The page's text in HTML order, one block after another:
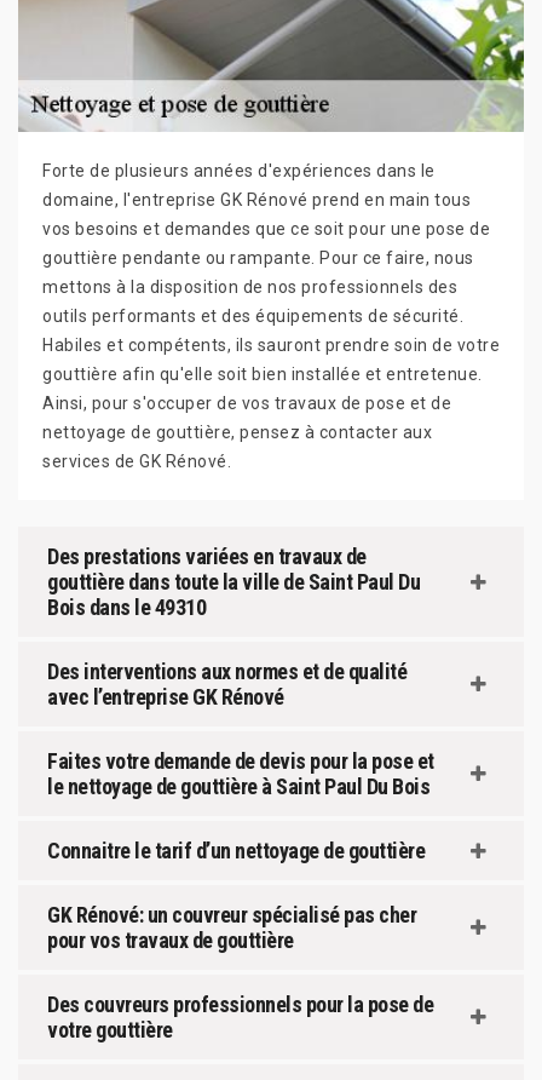
Forte de plusieurs années d'expériences dans le
domaine, l'entreprise GK Rénové prend en main tous
vos besoins et demandes que ce soit pour une pose de
gouttière pendante ou rampante. Pour ce faire, nous
mettons à la disposition de nos professionnels des
outils performants et des équipements de sécurité.
Habiles et compétents, ils sauront prendre soin de votre
gouttière afin qu'elle soit bien installée et entretenue.
Ainsi, pour s'occuper de vos travaux de pose et de
nettoyage de gouttière, pensez à contacter aux
services de GK Rénové.
Des prestations variées en travaux de
gouttière dans toute la ville de Saint Paul Du
Bois dans le 49310
Des interventions aux normes et de qualité
avec l’entreprise GK Rénové
Faites votre demande de devis pour la pose et
le nettoyage de gouttière à Saint Paul Du Bois
Connaitre le tarif d’un nettoyage de gouttière
GK Rénové: un couvreur spécialisé pas cher
pour vos travaux de gouttière
Des couvreurs professionnels pour la pose de
votre gouttière